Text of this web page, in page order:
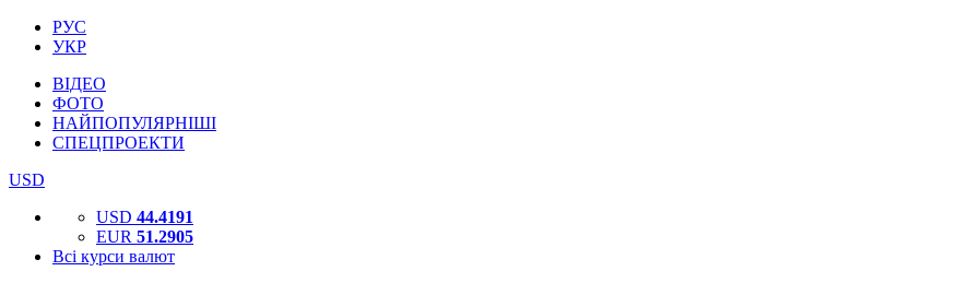
РУС
УКР
ВІДЕО
ФОТО
НАЙПОПУЛЯРНІШІ
СПЕЦПРОЕКТИ
USD
USD 44.4191
EUR 51.2905
Всі курси валют